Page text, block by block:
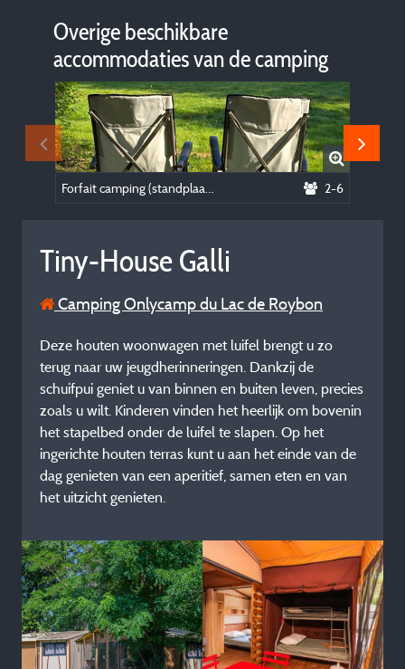
Overige beschikbare
accommodaties van de camping
2-6
Tiny-House Galli
Camping Onlycamp du Lac de Roybon
Deze houten woonwagen met luifel brengt u zo
terug naar uw jeugdherinneringen. Dankzij de
schuifpui geniet u van binnen en buiten leven, precies
zoals u wilt. Kinderen vinden het heerlijk om bovenin
het stapelbed onder de luifel te slapen. Op het
ingerichte houten terras kunt u aan het einde van de
dag genieten van een aperitief, samen eten en van
het uitzicht genieten.